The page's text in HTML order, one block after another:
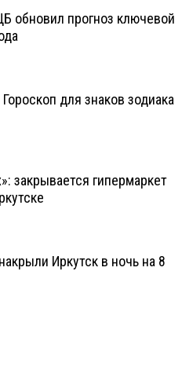
обновил прогноз ключевой
для знаков зодиака
закрывается гипермаркет
Иркутск в ночь на 8